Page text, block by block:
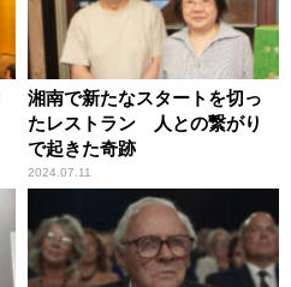
湘南で新たなスタートを切っ
たレストラン 人との繋がり
で起きた奇跡
2024.07.11